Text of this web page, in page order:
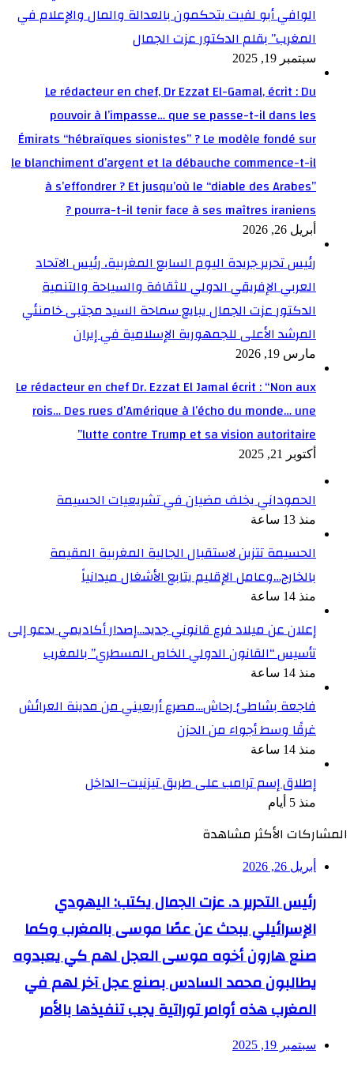
الوافي أبو لفيت يتحكمون بالعدالة والمال والإعلام في
المغرب” بقلم الدكتور عزت الجمال
سبتمبر 19, 2025
Le rédacteur en chef, Dr Ezzat El-Gamal, écrit : Du
pouvoir à l’impasse… que se passe-t-il dans les
Émirats “hébraïques sionistes” ? Le modèle fondé sur
le blanchiment d’argent et la débauche commence-t-il
à s’effondrer ? Et jusqu’où le “diable des Arabes”
pourra-t-il tenir face à ses maîtres iraniens ?
أبريل 26, 2026
رئيس تحرير جريدة اليوم السابع المغربية، رئيس الاتحاد
العربي الإفريقي الدولي للثقافة والسياحة والتنمية
الدكتور عزت الجمال يبايع سماحة السيد مجتبى خامنئي
المرشد الأعلى للجمهورية الإسلامية في إيران
مارس 19, 2026
Le rédacteur en chef Dr. Ezzat El Jamal écrit : “Non aux
rois… Des rues d’Amérique à l’écho du monde… une
lutte contre Trump et sa vision autoritaire”
أكتوبر 21, 2025
الحموداني يخلف مضيان في تشريعيات الحسيمة
منذ 13 ساعة
الحسيمة تتزين لاستقبال الجالية المغربية المقيمة
بالخارج…وعامل الإقليم يتابع الأشغال ميدانياً
منذ 14 ساعة
إعلان عن ميلاد فرع قانوني جديد…إصدار أكاديمي يدعو إلى
تأسيس “القانون الدولي الخاص المسطري” بالمغرب
منذ 14 ساعة
فاجعة بشاطئ رحاش…مصرع أربعيني من مدينة العرائش
غرقًا وسط أجواء من الحزن
منذ 14 ساعة
إطلاق إسم ترامب على طريق تيزنيت–الداخل
منذ 5 أيام
المشاركات الأكثر مشاهدة
أبريل 26, 2026
رئيس التحرير د. عزت الجمال يكتب: اليهودي
الإسرائيلي يبحث عن عصًا موسى بالمغرب وكما
صنع هارون أخوه موسى العجل لهم كي يعبدوه
يطالبون محمد السادس بصنع عجل آخر لهم في
المغرب هذه أوامر توراتية يجب تنفيذها بالأمر
سبتمبر 19, 2025